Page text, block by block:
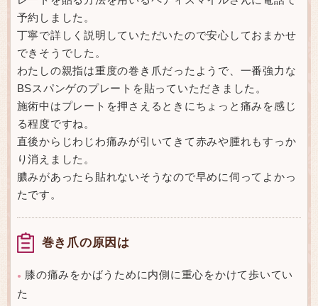
予約しました。
丁寧で詳しく説明していただいたので安心しておまかせ
できそうでした。
わたしの親指は重度の巻き爪だったようで、一番強力な
BSスパンゲのプレートを貼っていただきました。
施術中はプレートを押さえるときにちょっと痛みを感じ
る程度ですね。
直後からじわじわ痛みが引いてきて赤みや腫れもすっか
り消えました。
膿みがあったら貼れないそうなので早めに伺ってよかっ
たです。
巻き爪の原因は
●
膝の痛みをかばうために内側に重心をかけて歩いてい
た